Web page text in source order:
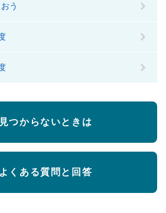
う
見つからないときは
よくある質問と回答